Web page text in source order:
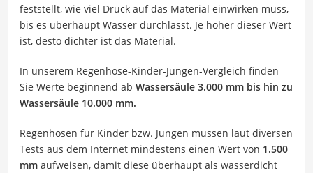
feststellt, wie viel Druck auf das Material einwirken muss,
bis es überhaupt Wasser durchlässt. Je höher dieser Wert
ist, desto dichter ist das Material.
In unserem Regenhose-Kinder-Jungen-Vergleich finden
Sie Werte beginnend ab Wassersäule 3.000 mm bis hin zu
Wassersäule 10.000 mm.
Regenhosen für Kinder bzw. Jungen müssen laut diversen
Tests aus dem Internet mindestens einen Wert von 1.500
mm aufweisen, damit diese überhaupt als wasserdicht